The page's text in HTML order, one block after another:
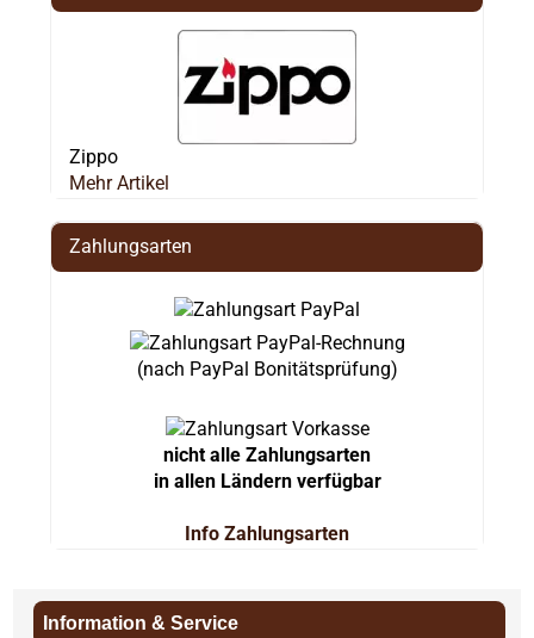
Zippo
Mehr Artikel
Zahlungsarten
(nach PayPal Bonitätsprüfung)
nicht alle Zahlungsarten
in allen Ländern verfügbar
Info Zahlungsarten
Information & Service